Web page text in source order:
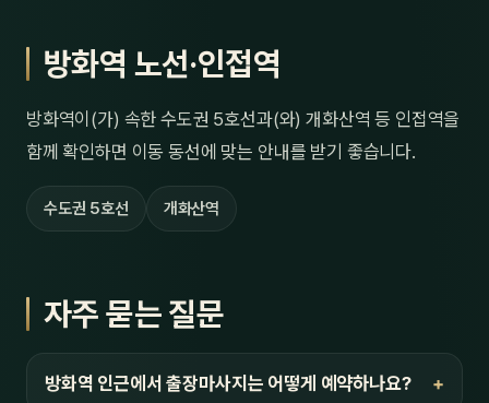
방화역 노선·인접역
방화역이(가) 속한 수도권 5호선과(와) 개화산역 등 인접역을
함께 확인하면 이동 동선에 맞는 안내를 받기 좋습니다.
수도권 5호선 개화산역
자주 묻는 질문
방화역 인근에서 출장마사지는 어떻게 예약하나요?